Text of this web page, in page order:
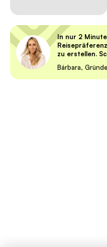
In nur 2
zu erstellen.
Bárbara,